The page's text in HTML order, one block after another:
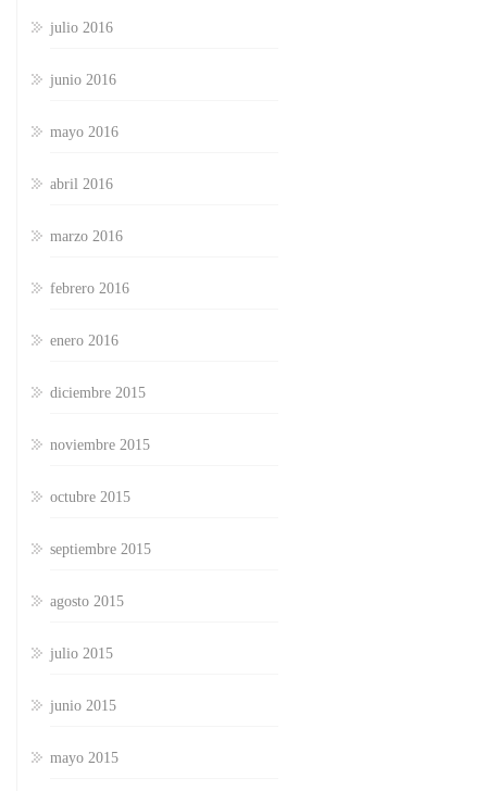
julio 2016
junio 2016
mayo 2016
abril 2016
marzo 2016
febrero 2016
enero 2016
diciembre 2015
noviembre 2015
octubre 2015
septiembre 2015
agosto 2015
julio 2015
junio 2015
mayo 2015